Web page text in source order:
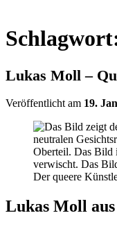
Lukas Moll –
Veröffentlicht am 19.
Der queere
Lukas Moll